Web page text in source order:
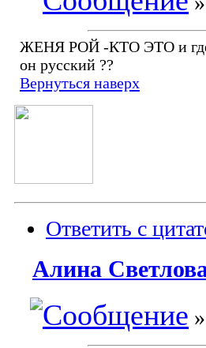
ЖЕНЯ РОЙ -КТО ЭТО и где
он русский ??
Вернуться наверх
Ответить с
Алина